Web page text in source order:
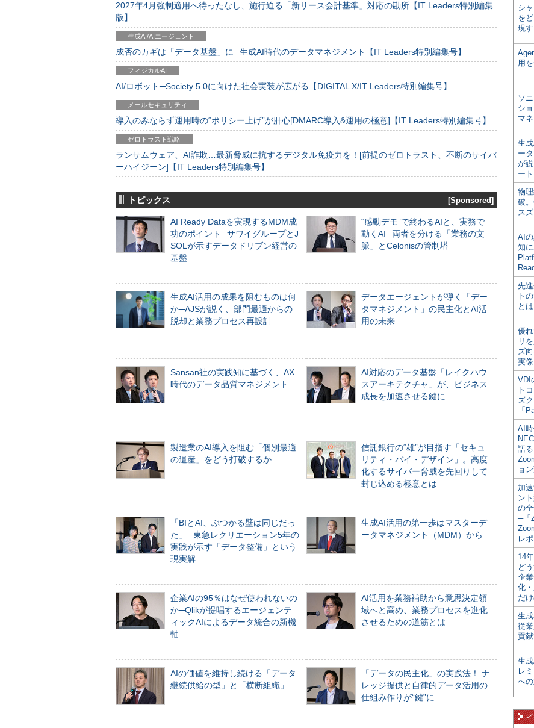
2027年4月強制適用へ待ったなし、施行迫る「新リース会計基準」対応の勘所【IT Leaders特別編集
版】
生成AI/AIエージェント
成否のカギは「データ基盤」に─生成AI時代のデータマネジメント【IT Leaders特別編集号】
フィジカルAI
AI/ロボット─Society 5.0に向けた社会実装が広がる【DIGITAL X/IT Leaders特別編集号】
メールセキュリティ
導入のみならず運用時の“ポリシー上げ”が肝心[DMARC導入&運用の極意]【IT Leaders特別編集号】
ゼロトラスト戦略
ランサムウェア、AI詐欺…最新脅威に抗するデジタル免疫力を！[前提のゼロトラスト、不断のサイバ
ーハイジーン]【IT Leaders特別編集号】
トピックス [Sponsored]
AI Ready Dataを実現するMDM成
功のポイント─サワイグループとJ
SOLが示すデータドリブン経営の
基盤
“感動デモ”で終わるAIと、実務で
動くAI─両者を分ける「業務の文
脈」とCelonisの管制塔
生成AI活用の成果を阻むものは何
か─AJSが説く、部門最適からの
脱却と業務プロセス再設計
データエージェントが導く「デー
タマネジメント」の民主化とAI活
用の未来
Sansan社の実践知に基づく、AX
時代のデータ品質マネジメント
AI対応のデータ基盤「レイクハウ
スアーキテクチャ」が、ビジネス
成長を加速させる鍵に
製造業のAI導入を阻む「個別最適
の遺産」をどう打破するか
信託銀行の“雄”が目指す「セキュ
リティ・バイ・デザイン」。高度
化するサイバー脅威を先回りして
封じ込める極意とは
「BIとAI、ぶつかる壁は同じだっ
た」─東急レクリエーション5年の
実践が示す「データ整備」という
現実解
生成AI活用の第一歩はマスターデ
ータマネジメント（MDM）から
企業AIの95％はなぜ使われないの
か─Qlikが提唱するエージェンテ
ィックAIによるデータ統合の新機
軸
AI活用を業務補助から意思決定領
域へと高め、業務プロセスを進化
させるための道筋とは
AIの価値を維持し続ける「データ
継続供給の型」と「横断組織」
「データの民主化」の実践法！ ナ
レッジ提供と自律的データ活用の
仕組み作りが“鍵”に
シ
を
現
用
ソ
シ
マ
生
ー
が
ート
物
破
ス
AI
知
先
ト
とは
優
リ
ズ
実像
VDI
ト
ズ
「
AI
語る
ョ
加
ン
の
─「
レ
14
ど
企
化
だ
生
従
貢
生
レ
へ